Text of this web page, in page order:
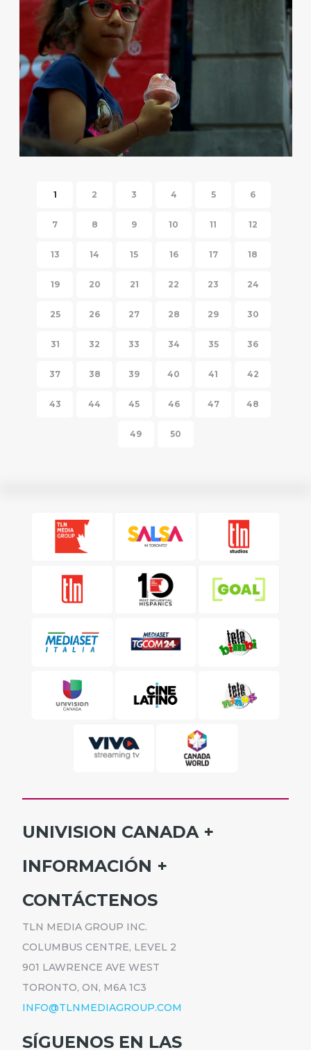
1 2 3 4 5 6
7 8 9 10 11 12
13 14 15 16 17 18
19 20 21 22 23 24
25 26 27 28 29 30
31 32 33 34 35 36
37 38 39 40 41 42
43 44 45 46 47 48
49 50
UNIVISION CANADA
INICIO
PROGRAMAS
INFORMACIÓN
SUSCRÍBETE
CARRERAS
POLÍTICA DE PRIVACIDAD
ACCESIBILIDAD
CONTÁCTENOS
TLN MEDIA GROUP INC.
COLUMBUS CENTRE, LEVEL 2
901 LAWRENCE AVE WEST
TORONTO, ON, M6A 1C3
INFO@TLNMEDIAGROUP.COM
SÍGUENOS EN LAS